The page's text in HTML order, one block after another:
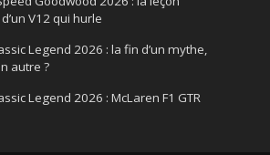
V12 qui hurle
Legend 2026 : la fin d’un mythe,
autre ?
Legend 2026 : McLaren F1 GTR